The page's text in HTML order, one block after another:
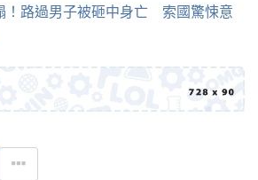
！路過男子被砸中身亡 索國驚悚意